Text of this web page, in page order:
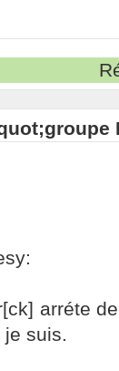
arréte
je suis.